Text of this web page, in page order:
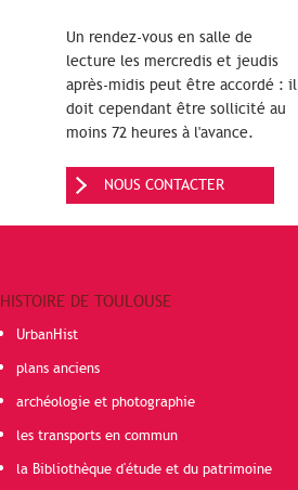
Un rendez-vous en salle de
lecture les mercredis et jeudis
après-midis peut être accordé : il
doit cependant être sollicité au
moins 72 heures à l'avance.
NOUS CONTACTER
HISTOIRE DE TOULOUSE
UrbanHist
plans anciens
archéologie et photographie
les transports en commun
la Bibliothèque d'étude et du patrimoine